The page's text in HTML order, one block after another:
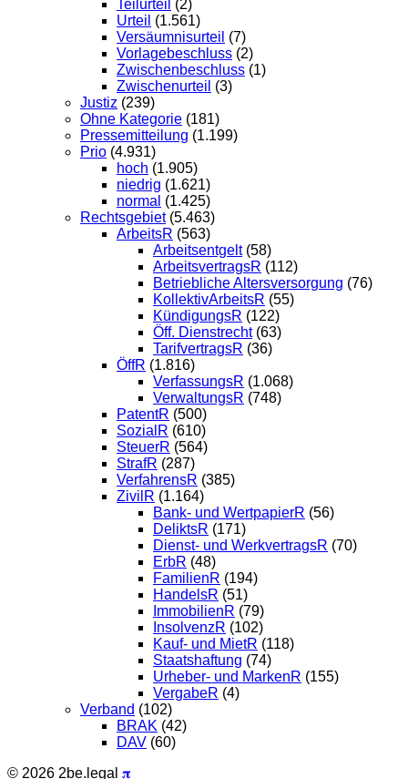
Teilurteil (2)
Urteil (1.561)
Versäumnisurteil (7)
Vorlagebeschluss (2)
Zwischenbeschluss (1)
Zwischenurteil (3)
Justiz (239)
Ohne Kategorie (181)
Pressemitteilung (1.199)
Prio (4.931)
hoch (1.905)
niedrig (1.621)
normal (1.425)
Rechtsgebiet(5.463)
ArbeitsR (563)
Arbeitsentgelt(58)
ArbeitsvertragsR (112)
Betriebliche Altersversorgung (76)
KollektivArbeitsR (55)
KündigungsR (122)
Öff. Dienstrecht(63)
TarifvertragsR (36)
ÖffR (1.816)
VerfassungsR (1.068)
VerwaltungsR (748)
PatentR (500)
SozialR (610)
SteuerR (564)
StrafR (287)
VerfahrensR (385)
ZivilR (1.164)
Bank- und WertpapierR (56)
DeliktsR (171)
Dienst- und WerkvertragsR (70)
ErbR (48)
FamilienR (194)
HandelsR (51)
ImmobilienR (79)
InsolvenzR (102)
Kauf- und MietR (118)
Staatshaftung (74)
Urheber- und MarkenR (155)
VergabeR (4)
Verband (102)
BRAK (42)
DAV (60)
© 2026 2be.legal 𝛑